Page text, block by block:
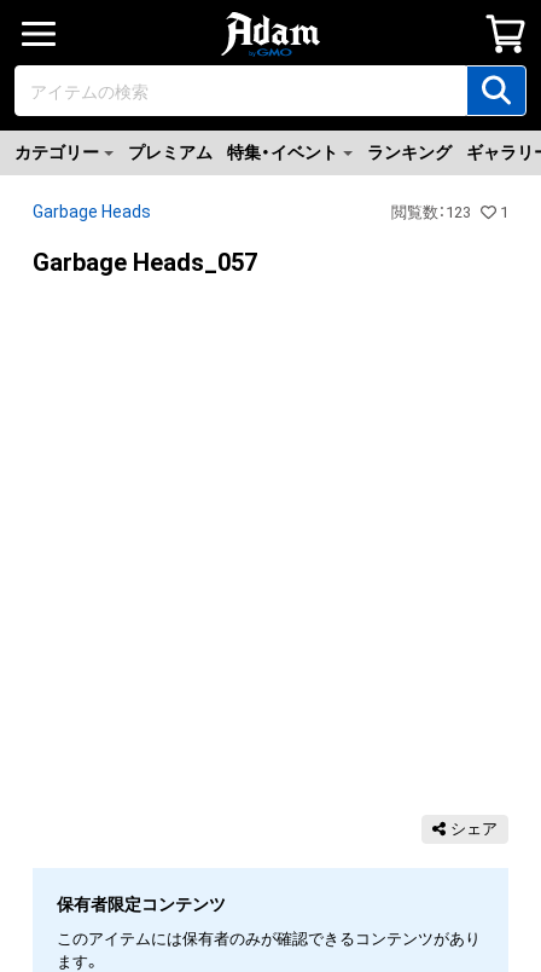
カテゴリー プレミアム 特集・イベント ランキング ギャラリ
Garbage Heads 閲覧数 ： 123 1
Garbage Heads_057
シェア
保有者限定コンテンツ
このアイテムには保有者のみが確認できるコンテンツがあり
ます。